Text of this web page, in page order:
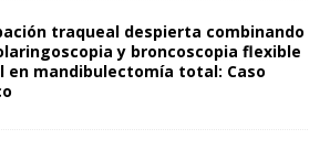
traqueal despierta combinando
y broncoscopia flexible
en mandibulectomía total: Caso